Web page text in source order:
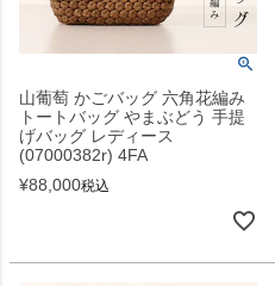
山葡萄 かごバッグ 六角花編み
トートバッグ やまぶどう 手提
げバッグ レディース
(07000382r) 4FA
¥88,000税込